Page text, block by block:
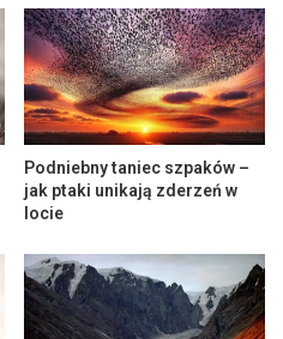
Podniebny taniec szpaków –
jak ptaki unikają zderzeń w
locie